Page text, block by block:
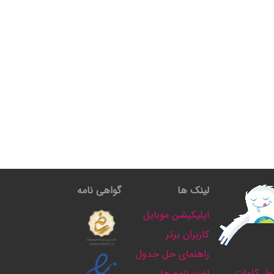
لینک ها
اپلیکیشن موبایل
کاربران برتر
راهنمای حل جدول
گواهی نامه